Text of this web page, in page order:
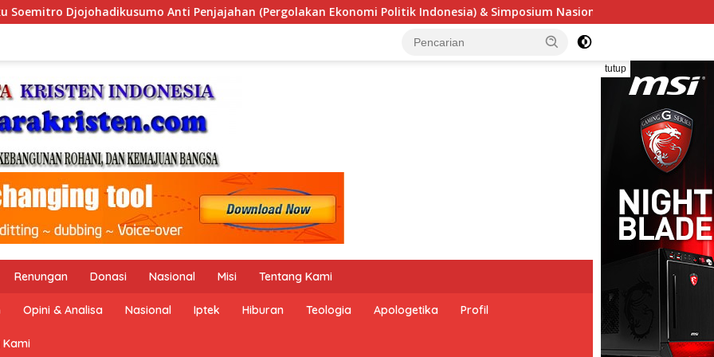
Ekonomi Politik Indonesia) & Simposium Nasional “Urgensi Undang-Undang Perekonomian Nasional dan
tutup
Renungan Donasi Nasional Misi Tentang Kami
Opini & Analisa Nasional Iptek Hiburan Teologia Apologetika Profil
Kami